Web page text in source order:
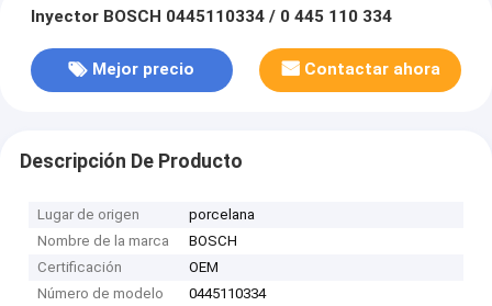
Inyector BOSCH 0445110334 / 0 445 110 334
Mejor precio Contactar ahora
Descripción De Producto
Lugar de origen
porcelana
Nombre de la marca
BOSCH
Certificación
OEM
Número de modelo
0445110334